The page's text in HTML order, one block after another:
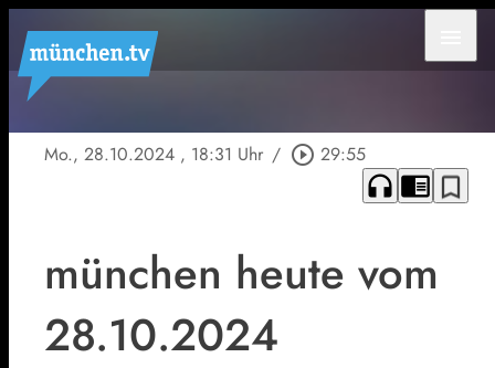
Mo., 28.10.2024 , 18:31 Uhr / play_circle_outline 29:55
headphones chrome_reader_mode bookmark_border
münchen heute vom
28.10.2024